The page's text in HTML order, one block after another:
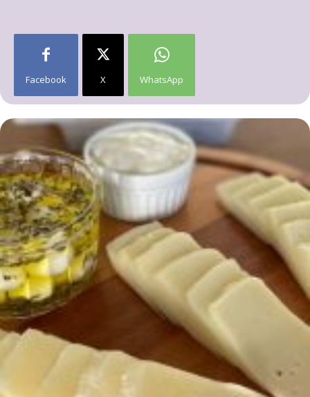
Facebook X WhatsApp